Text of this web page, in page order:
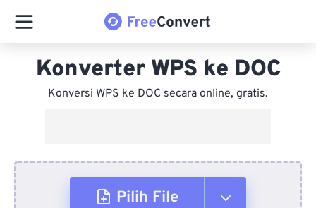
Konverter WPS ke DOC
Konversi WPS ke DOC secara online, gratis.
Pilih File